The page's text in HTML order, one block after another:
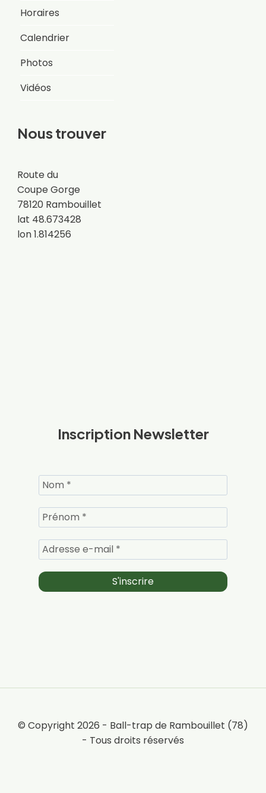
Horaires
Calendrier
Photos
Vidéos
Nous trouver
Route du
Coupe Gorge
78120 Rambouillet
lat 48.673428
lon 1.814256
Inscription Newsletter
© Copyright 2026 - Ball-trap de Rambouillet (78)
- Tous droits réservés